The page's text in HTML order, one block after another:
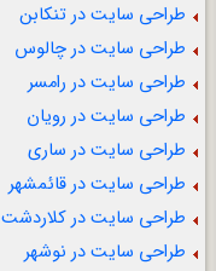
طراحی سایت در تنکابن
طراحی سایت در چالوس
طراحی سایت در رامسر
طراحی سایت در رویان
طراحی سایت در ساری
طراحی سایت در قائمشهر
طراحی سایت در کلاردشت
طراحی سایت در نوشهر